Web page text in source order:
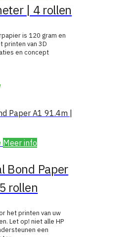
| 4 rollen
is 120 gram en
printen van 3D
en concept
Paper A1 91.4m |
Meer info
Bond Paper
rollen
het printen van uw
Let op! niet alle HP
een